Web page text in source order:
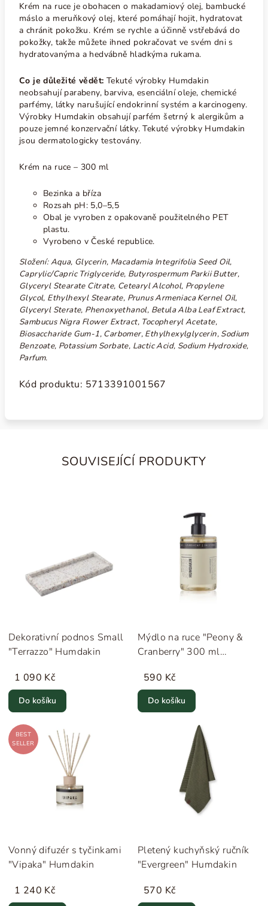
Krém na ruce je obohacen o makadamiový olej, bambucké
máslo a meruňkový olej, které pomáhají hojit, hydratovat
a chránit pokožku. Krém se rychle a účinně vstřebává do
pokožky, takže můžete ihned pokračovat ve svém dni s
hydratovanýma a hedvábně hladkýma rukama.
Co je důležité vědět: Tekuté výrobky Humdakin
neobsahují parabeny, barviva, esenciální oleje, chemické
parfémy, látky narušující endokrinní systém a karcinogeny.
Výrobky Humdakin obsahují parfém šetrný k alergikům a
pouze jemné konzervační látky. Tekuté výrobky Humdakin
jsou dermatologicky testovány.
Krém na ruce– 300 ml
Bezinka a bříza
Rozsah pH: 5,0–5,5
Obal je vyroben z opakovaně použitelného PET
plastu.
Vyrobeno v České republice.
Složení: Aqua, Glycerin, Macadamia Integrifolia Seed Oil,
Caprylic/Capric Triglyceride, Butyrospermum Parkii Butter,
Glyceryl Stearate Citrate, Cetearyl Alcohol, Propylene
Glycol, Ethylhexyl Stearate, Prunus Armeniaca Kernel Oil,
Glyceryl Sterate, Phenoxyethanol, Betula Alba Leaf Extract,
Sambucus Nigra Flower Extract, Tocopheryl Acetate,
Biosaccharide Gum-1, Carbomer, Ethylhexylglycerin, Sodium
Benzoate, Potassium Sorbate, Lactic Acid, Sodium Hydroxide,
Parfum.
Kód produktu: 5713391001567
SOUVISEJÍCÍ PRODUKTY
Dekorativní podnos Small
"Terrazzo" Humdakin
1 090 Kč
Do košíku
Mýdlo na ruce "Peony &
Cranberry" 300 ml
590 Kč
Do košíku
BEST
SELLER
Vonný difuzér s tyčinkami
"Vipaka" Humdakin
1 240 Kč
Pletený kuchyňský ručník
"Evergreen" Humdakin
570 Kč